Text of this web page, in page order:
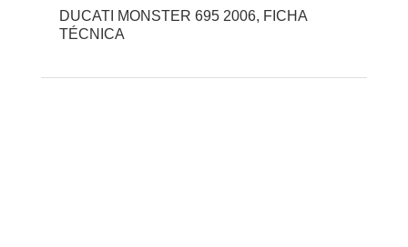
DUCATI MONSTER 695 2006, FICHA
TÉCNICA